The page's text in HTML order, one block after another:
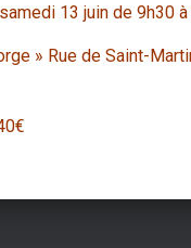
13 juin de 9h30
» Rue de Saint-